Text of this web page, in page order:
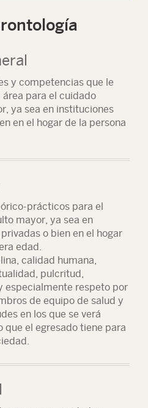
y competencias que le
para el cuidado
ya sea en instituciones
en el hogar de la persona
prácticos para el
mayor, ya sea en
o bien en el hogar
edad.
calidad humana,
pulcritud,
especialmente respeto por
de equipo de salud y
en los que se verá
el egresado tiene para